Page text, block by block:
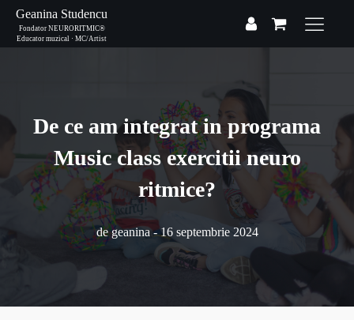
Geanina Studencu
Fondator NEURORITMIC®
Educator muzical · MC/Artist
De ce am integrat in programa
Music class exercitii neuro
ritmice?
degeanina -16 septembrie 2024